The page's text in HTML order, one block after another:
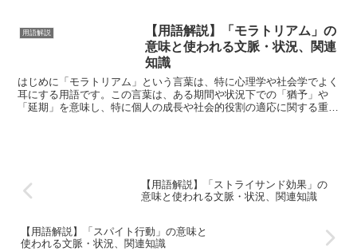
用語解説
【用語解説】「モラトリアム」の
意味と使われる文脈・状況、関連
知識
はじめに「モラトリアム」という言葉は、特に心理学や社会学でよく
耳にする用語です。この言葉は、ある期間や状況下での「猶予」や
「延期」を意味し、特に個人の成長や社会的役割の適応に関する重要
【用語解説】「ストライサンド効果」の
意味と使われる文脈・状況、関連知識
【用語解説】「スパイト行動」の意味と
使われる文脈・状況、関連知識